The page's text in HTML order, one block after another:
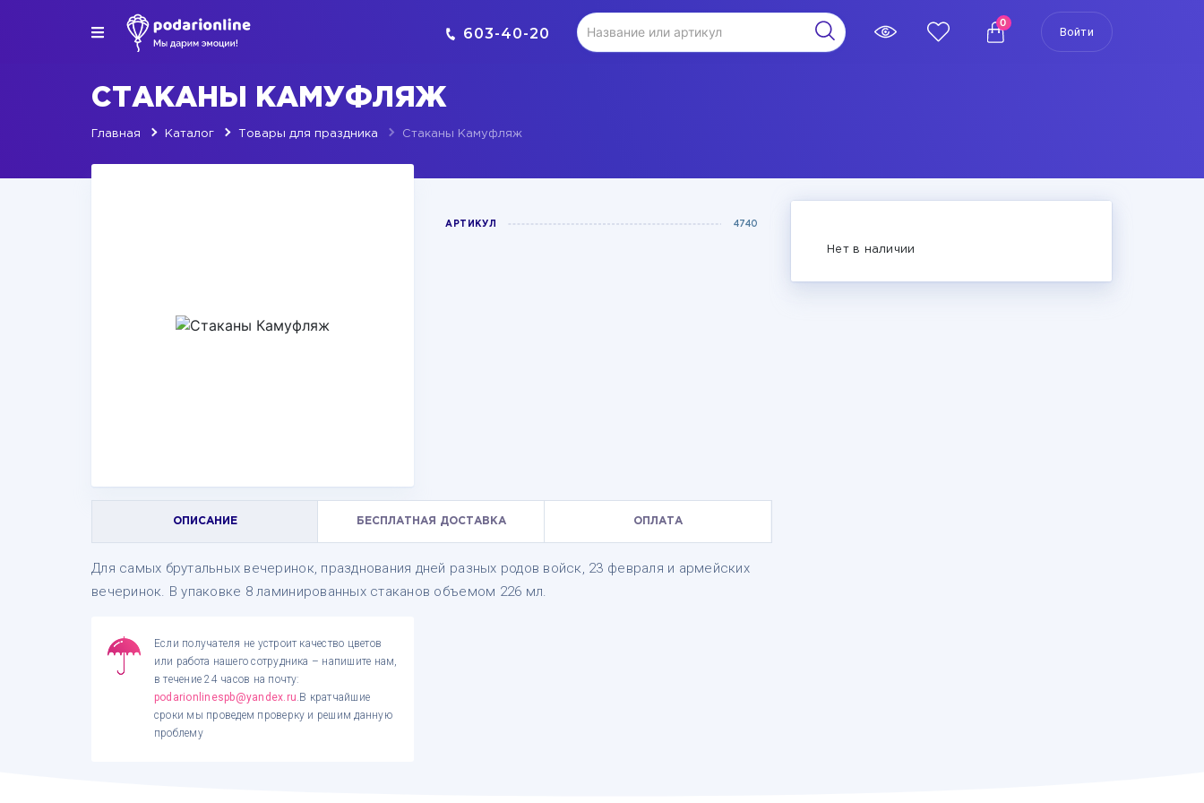
603-40-20
0
Войти
СТАКАНЫ КАМУФЛЯЖ
Главная Каталог Товары для праздника Стаканы Камуфляж
АРТИКУЛ 4740
ОПИСАНИЕ БЕСПЛАТНАЯ ДОСТАВКА ОПЛАТА
Для самых брутальных вечеринок, празднования дней разных родов войск, 23 февраля и армейских
вечеринок. В упаковке 8 ламинированных стаканов объемом 226 мл.
Если получателя не устроит качество цветов
или работа нашего сотрудника – напишите нам,
в течение 24 часов на почту:
podarionlinespb@yandex.ru.В кратчайшие
сроки мы проведем проверку и решим данную
проблему
Нет в наличии